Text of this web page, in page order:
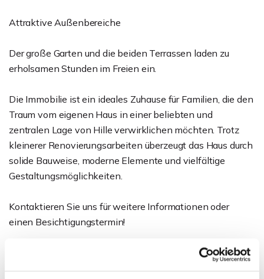
Attraktive Außenbereiche
Der große Garten und die beiden Terrassen laden zu
erholsamen Stunden im Freien ein.
Die Immobilie ist ein ideales Zuhause für Familien, die den
Traum vom eigenen Haus in einer beliebten und
zentralen Lage von Hille verwirklichen möchten. Trotz
kleinerer Renovierungsarbeiten überzeugt das Haus durch
solide Bauweise, moderne Elemente und vielfältige
Gestaltungsmöglichkeiten.
Kontaktieren Sie uns für weitere Informationen oder
einen Besichtigungstermin!